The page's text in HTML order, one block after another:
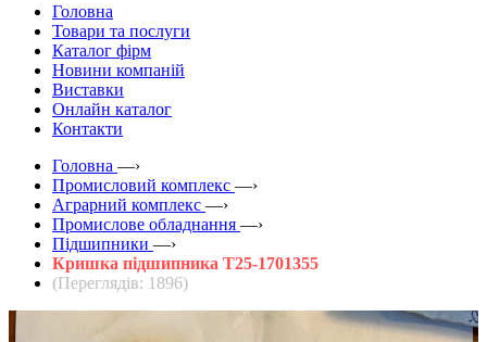
Головна
Товари та послуги
Каталог фірм
Новини компаній
Виставки
Онлайн каталог
Контакти
Головна —›
Промисловий комплекс —›
Аграрний комплекс —›
Промислове обладнання —›
Підшипники —›
Кришка підшипника Т25-1701355
(Переглядів: 1896)